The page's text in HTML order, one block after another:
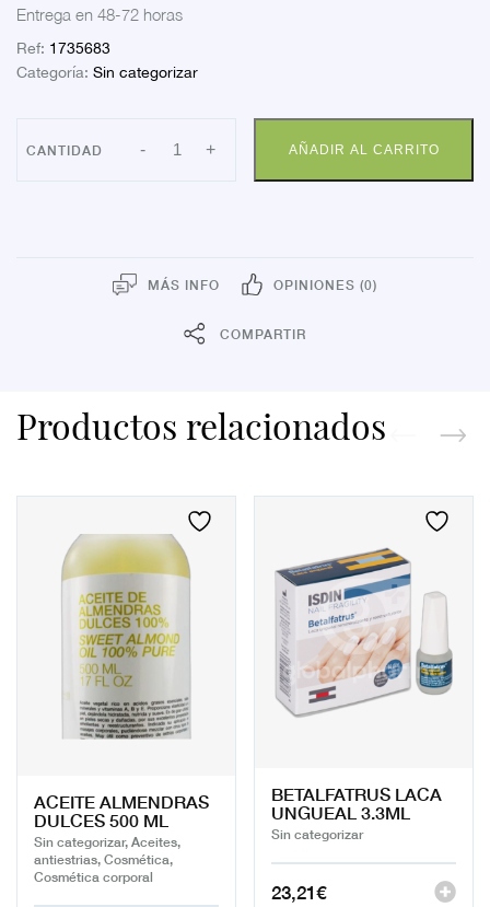
Entrega en 48-72 horas
Ref: 1735683
Categoría: Sin categorizar
- COMPRESA
EVAX + AÑADIR AL CARRITO
MÁS INFO OPINIONES (0)
COMPARTIR
Productos relacionados
ACEITE ALMENDRAS
DULCES 500 ML
Sin categorizar, Aceites,
antiestrias, Cosmética,
Cosmética corporal
BETALFATRUS LACA
UNGUEAL 3.3ML
Sin categorizar
23,21€